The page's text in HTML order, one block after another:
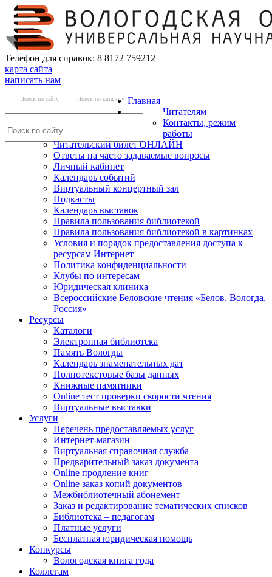
Телефон для справок: 8 8172 759212
карта сайта
написать нам
Поиск по сайту Поиск по каталогу Главная
Читателям
Контакты, режим
работы
Читательский билет ОНЛАЙН
Ответы на часто задаваемые вопросы
Личный кабинет
Календарь событий
Виртуальный концертный зал
Подкасты
Календарь выставок
Правила пользования библиотекой
Правила пользования библиотекой в картинках
Условия и порядок предоставления доступа к
ресурсам Интернет
Политика конфиденциальности
Клубы по интересам
Юридическая клиника
Всероссийские Беловские чтения «Белов. Вологда.
Россия»
Ресурсы
Каталоги
Электронная библиотека
Память Вологды
Календарь знаменательных дат
Полнотекстовые базы данных
Книжные памятники
Online тест проверки скорости чтения
Виртуальные выставки
Услуги
Перечень предоставляемых услуг
Интернет-магазин
Виртуальная справочная служба
Предварительный заказ документа
Online продление книг
Online заказ копий документов
Межбиблиотечный абонемент
Заказ и редактирование тематических списков
Библиотека – педагогам
Платные услуги
Бесплатная юридическая помощь
Конкурсы
Вологодская книга года
Коллегам